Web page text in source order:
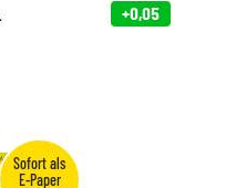
+0,05